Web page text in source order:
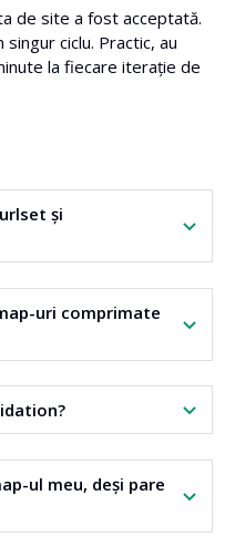
de site a fost acceptată.
ciclu. Practic, au
la fiecare iterație de
și
URL ale paginilor.
fișiere de tip sitemap.
uri mari.
uri comprimate
un sitemap salvat ca
lucrul cu fișiere XML
suplimentară a calității
HTTP sau valori
ul meu, deși pare